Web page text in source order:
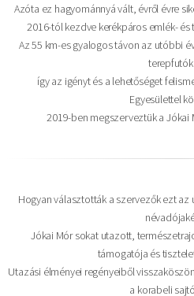
Azóta ez hagyománnyá vált, évről évre
2016-tól kezdve kerékpáros emlék-
Az 55 km-es gyalogos távon az utóbbi
így az igényt és a lehetőséget
Egyesülettel
2019-ben megszerveztük a Jókai
Hogyan választották a szervezők ezt az
Jókai Mór sokat utazott,
támogatója és
Utazási élményei regényeiből
a korabeli